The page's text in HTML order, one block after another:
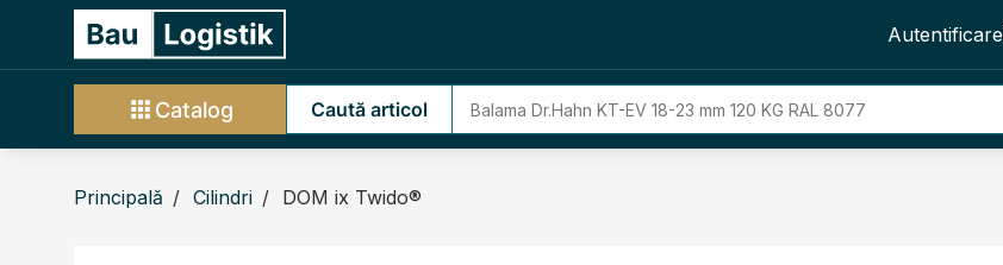
Autentificare
Catalog Caută articol
Principală Cilindri DOM ix Twido®